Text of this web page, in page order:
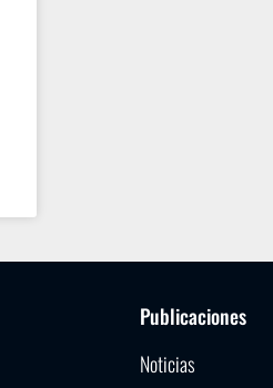
Publicaciones
Noticias